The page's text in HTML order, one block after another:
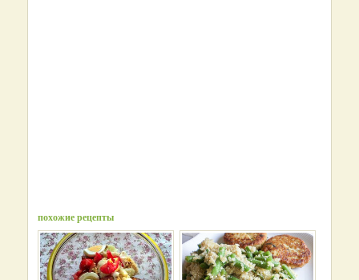
похожие рецепты